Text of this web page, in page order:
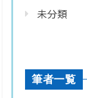
未分類
筆者一覧